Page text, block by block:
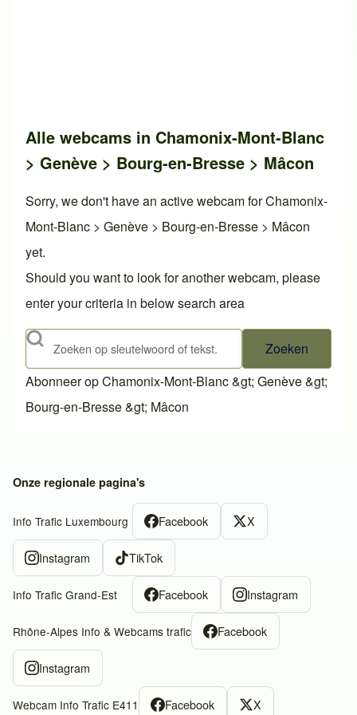
Alle webcams in Chamonix-Mont-Blanc
> Genève > Bourg-en-Bresse > Mâcon
Sorry, we don't have an active webcam for Chamonix-
Mont-Blanc > Genève > Bourg-en-Bresse > Mâcon
yet.
Should you want to look for another webcam, please
enter your criteria in below search area
Zoeken
Abonneer op Chamonix-Mont-Blanc &gt; Genève &gt;
Bourg-en-Bresse &gt; Mâcon
Onze regionale pagina's
Info Trafic Luxembourg Facebook X
Instagram TikTok
Info Trafic Grand-Est Facebook Instagram
Rhône-Alpes Info & Webcams trafic Facebook
Instagram
Webcam Info Trafic E411 Facebook X